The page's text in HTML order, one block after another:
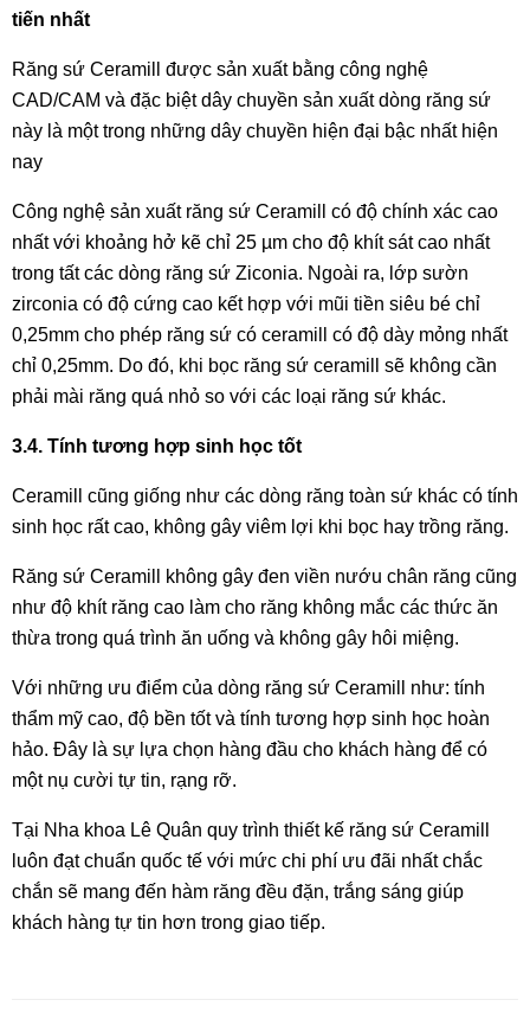
tiến nhất
Răng sứ Ceramill được sản xuất bằng công nghệ
CAD/CAM và đặc biệt dây chuyền sản xuất dòng răng sứ
này là một trong những dây chuyền hiện đại bậc nhất hiện
nay
Công nghệ sản xuất răng sứ Ceramill có độ chính xác cao
nhất với khoảng hở kẽ chỉ 25 µm cho độ khít sát cao nhất
trong tất các dòng răng sứ Ziconia. Ngoài ra, lớp sườn
zirconia có độ cứng cao kết hợp với mũi tiền siêu bé chỉ
0,25mm cho phép răng sứ có ceramill có độ dày mỏng nhất
chỉ 0,25mm. Do đó, khi bọc răng sứ ceramill sẽ không cần
phải mài răng quá nhỏ so với các loại răng sứ khác.
3.4. Tính tương hợp sinh học tốt
Ceramill cũng giống như các dòng răng toàn sứ khác có tính
sinh học rất cao, không gây viêm lợi khi bọc hay trồng răng.
Răng sứ Ceramill không gây đen viền nướu chân răng cũng
như độ khít răng cao làm cho răng không mắc các thức ăn
thừa trong quá trình ăn uống và không gây hôi miệng.
Với những ưu điểm của dòng răng sứ Ceramill như: tính
thẩm mỹ cao, độ bền tốt và tính tương hợp sinh học hoàn
hảo. Đây là sự lựa chọn hàng đầu cho khách hàng để có
một nụ cười tự tin, rạng rỡ.
Tại Nha khoa Lê Quân quy trình thiết kế răng sứ Ceramill
luôn đạt chuẩn quốc tế với mức chi phí ưu đãi nhất chắc
chắn sẽ mang đến hàm răng đều đặn, trắng sáng giúp
khách hàng tự tin hơn trong giao tiếp.